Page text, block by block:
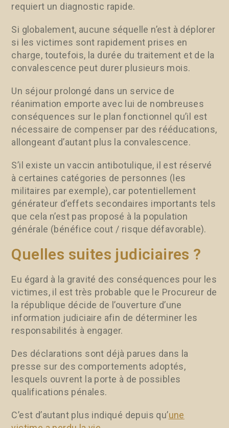
requiert un diagnostic rapide.
Si globalement, aucune séquelle n’est à déplorer
si les victimes sont rapidement prises en
charge, toutefois, la durée du traitement et de la
convalescence peut durer plusieurs mois.
Un séjour prolongé dans un service de
réanimation emporte avec lui de nombreuses
conséquences sur le plan fonctionnel qu’il est
nécessaire de compenser par des rééducations,
allongeant d’autant plus la convalescence.
S’il existe un vaccin antibotulique, il est réservé
à certaines catégories de personnes (les
militaires par exemple), car potentiellement
générateur d’effets secondaires importants tels
que cela n’est pas proposé à la population
générale (bénéfice cout / risque défavorable).
Quelles suites judiciaires ?
Eu égard à la gravité des conséquences pour les
victimes, il est très probable que le Procureur de
la république décide de l’ouverture d’une
information judiciaire afin de déterminer les
responsabilités à engager.
Des déclarations sont déjà parues dans la
presse sur des comportements adoptés,
lesquels ouvrent la porte à de possibles
qualifications pénales.
C’est d’autant plus indiqué depuis qu’une